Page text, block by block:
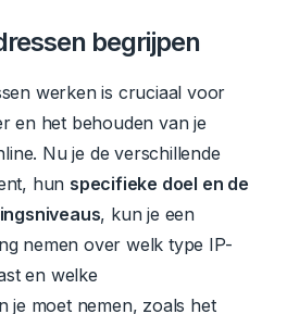
begrijpen
werken is cruciaal voor
en het behouden van je
Nu je de verschillende
hun specifieke doel en de
, kun je een
nemen over welk type IP-
en welke
je moet nemen, zoals het